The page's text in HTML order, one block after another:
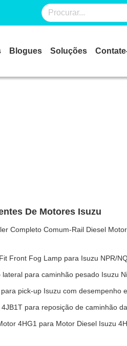
Blogues Soluções
De Motores Isuzu
Completo Comum-Rail Diesel
Front Fog Lamp para Isuzu NPR/
para caminhão pesado Isuzu
pick-up Isuzu com desempenho
para reposição de caminhão
4HG1 para Motor Diesel Isuzu